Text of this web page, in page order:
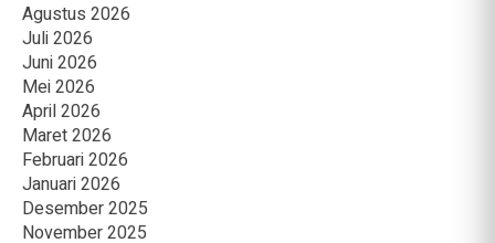
Agustus 2026
Juli 2026
Juni 2026
Mei 2026
April 2026
Maret 2026
Februari 2026
Januari 2026
Desember 2025
November 2025